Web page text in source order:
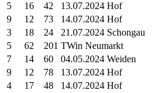
5
16 42
13.07.2024 Hof
9
12 73
14.07.2024 Hof
3
18 24
21.07.2024 Schongau
5
62 201 TWin Neumarkt
7
14 60
04.05.2024 Weiden
9
12 78
13.07.2024 Hof
4
17 48
14.07.2024 Hof